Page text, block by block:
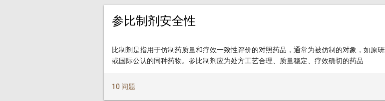
参比制剂安全性
10 问题
比制剂是指用于仿制药质量和疗效一致性评价的对照药品，通常为被仿制的对象，如原
或国际公认的同种药物。参比制剂应为处方工艺合理、质量稳定、疗效确切的药品